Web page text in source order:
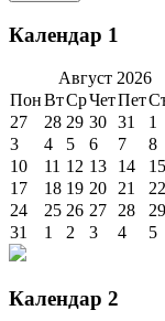
Календар 1
Август 2026
ПонВтСрЧетПет
27
28 29 30 31 1
3
4 5 6 7 8
10
11 12 13 14 15
17
18 19 20 21 22
24
25 26 27 28 29
31
1 2 3 4 5
Календар 2